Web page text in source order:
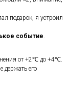
подарок, я устроил
событие.
от +2℃ до +4℃.
держать его